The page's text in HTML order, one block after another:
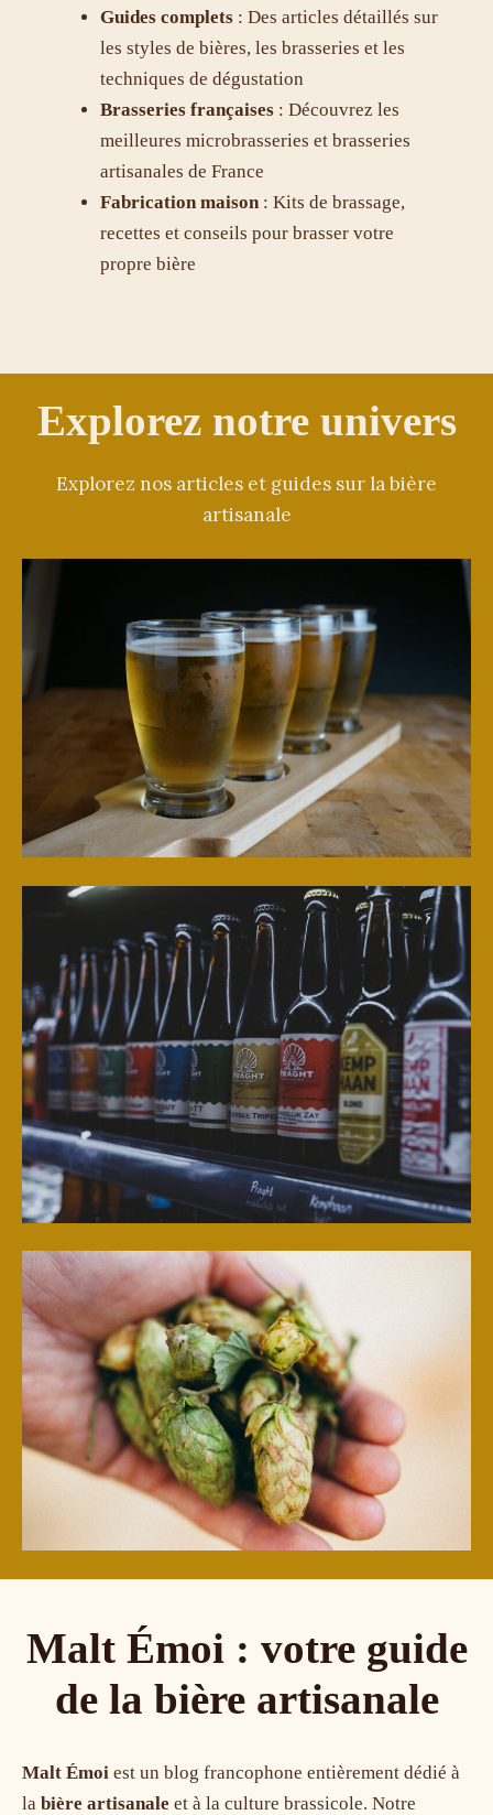
Guides complets : Des articles détaillés sur
les styles de bières, les brasseries et les
techniques de dégustation
Brasseries françaises : Découvrez les
meilleures microbrasseries et brasseries
artisanales de France
Fabrication maison : Kits de brassage,
recettes et conseils pour brasser votre
propre bière
Explorez notre univers
Explorez nos articles et guides sur la bière
artisanale
Malt Émoi : votre guide
de la bière artisanale
Malt Émoi est un blog francophone entièrement dédié à
la bière artisanale et à la culture brassicole. Notre